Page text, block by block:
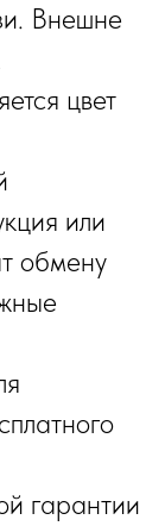
Внешне
цвет
или
обмену
гарантии